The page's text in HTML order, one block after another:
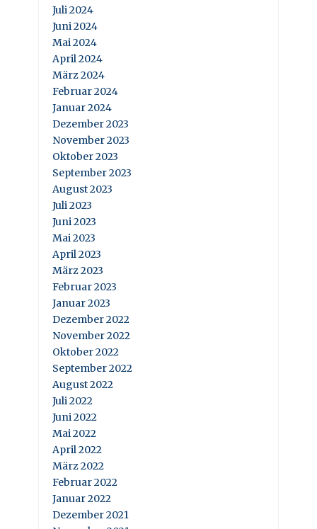
Juli 2024
Juni 2024
Mai 2024
April 2024
März 2024
Februar 2024
Januar 2024
Dezember 2023
November 2023
Oktober 2023
September 2023
August 2023
Juli 2023
Juni 2023
Mai 2023
April 2023
März 2023
Februar 2023
Januar 2023
Dezember 2022
November 2022
Oktober 2022
September 2022
August 2022
Juli 2022
Juni 2022
Mai 2022
April 2022
März 2022
Februar 2022
Januar 2022
Dezember 2021